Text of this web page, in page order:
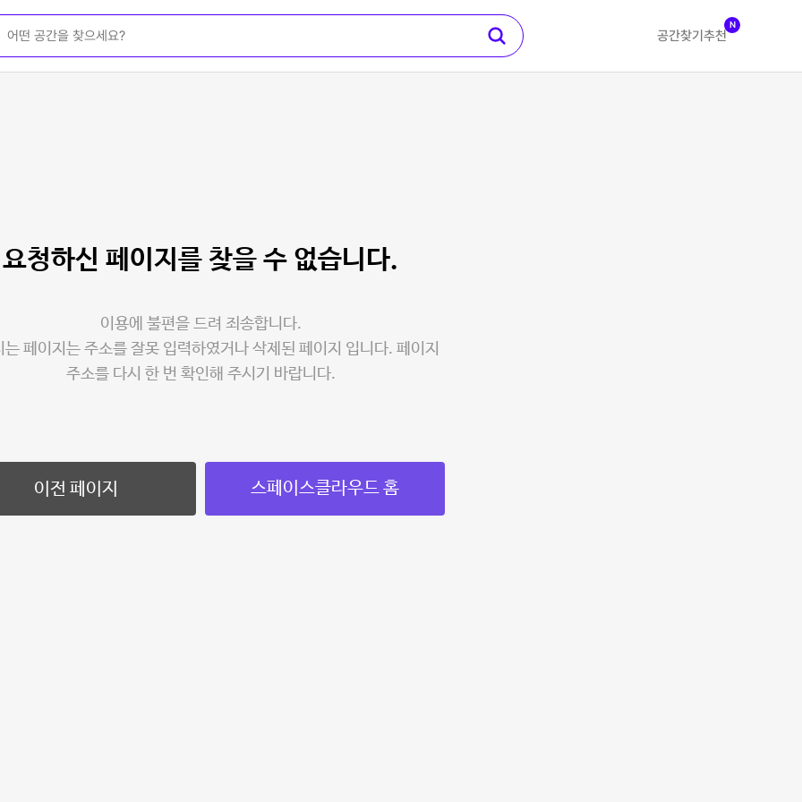
공간찾기 추천
N
요청하신 페이지를 찾을 수 없습니다.
이용에 불편을 드려 죄송합니다.
는 페이지는 주소를 잘못 입력하였거나 삭제된 페이지 입니다. 페이지
주소를 다시 한 번 확인해 주시기 바랍니다.
이전 페이지 스페이스클라우드 홈